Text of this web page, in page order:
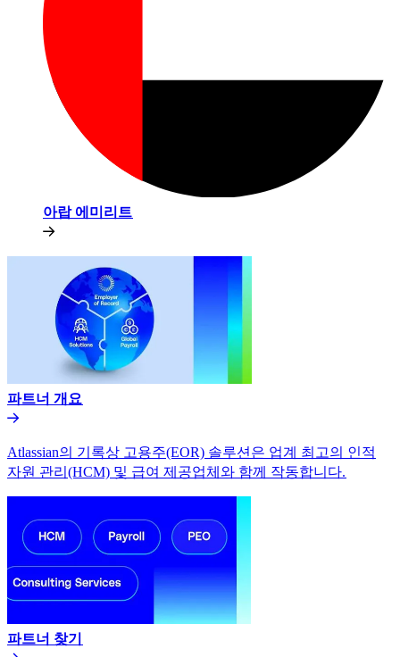
아랍 에미리트​​
파트너 개요​​
Atlassian의 기록상 고용주(EOR) 솔루션은 업계 최고의 인적
자원 관리(HCM) 및 급여 제공업체와 함께 작동합니다.​​
파트너 찾기​​